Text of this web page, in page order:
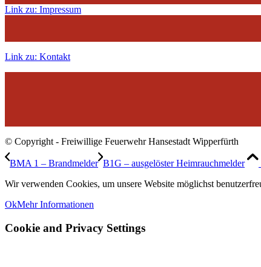
Link zu: Impressum
Link zu: Kontakt
© Copyright - Freiwillige Feuerwehr Hansestadt Wipperfürth
BMA 1 – Brandmelder B1G – ausgelöster Heimrauchmelder
Wir verwenden Cookies, um unsere Website möglichst
OkMehr Informationen
Cookie and Privacy Settings